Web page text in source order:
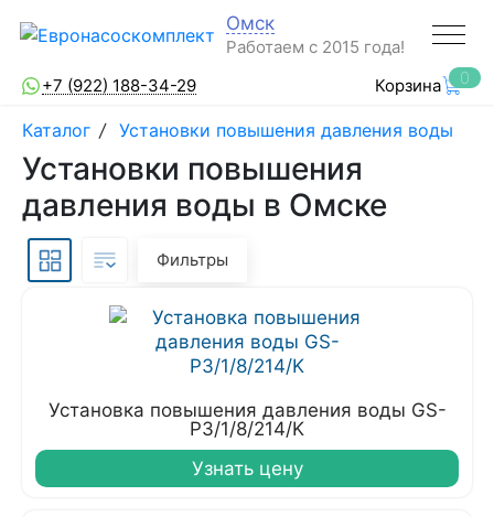
Омск
Работаем с 2015 года!
+7 (922) 188-34-29
Корзина 0
Каталог / Установки повышения давления воды
Установки повышения
давления воды в Омске
Фильтры
Установка повышения давления воды GS-
P3/1/8/214/K
Узнать цену